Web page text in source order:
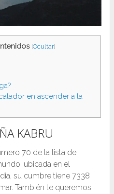
[Ocultar]
en ascender a la
KABRU
70 de la lista de
ubicada en el
su cumbre tiene 7338
También te queremos